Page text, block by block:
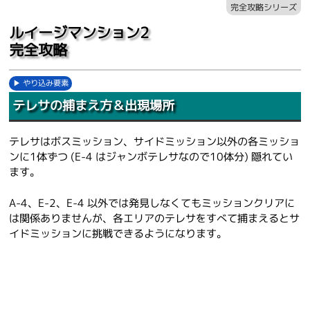
ルイージマンション2
完全攻略
完全攻略シリーズ
やり込み要素
テレサの捕まえ方＆出現場所
テレサはボスミッション、サイドミッション以外の各ミッショ
ンに1体ずつ (E-4 はジャンボテレサなので10体分) 隠れてい
ます。
A-4、E-2、E-4 以外では発見しなくてもミッションクリアに
は関係ありませんが、各エリアのテレサをすべて捕まえるとサ
イドミッションに挑戦できるようになります。